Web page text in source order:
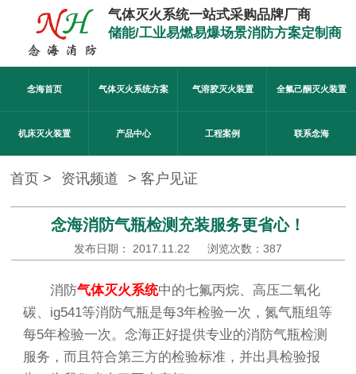
气体灭火系统一站式采购品牌厂商
储能/工业易燃易爆场景消防方案定制商
念海首页 气体灭火系统方案 气溶胶灭火装置 全氟己酮灭火装置
机床灭火装置 产品中心 工程案例 联系念海
首页 > 资讯频道 >客户见证
念海消防气瓶检测充装服务更省心！
发布日期： 2017.11.22 浏览次数： 387
消防气体灭火系统中的七氟丙烷、高压二氧化
碳、ig541等消防气瓶是每3年检验一次，氮气瓶组等
每5年检验一次。念海正好提供专业的消防气瓶检测
服务，而且符合第三方的检验标准，并出具检验报